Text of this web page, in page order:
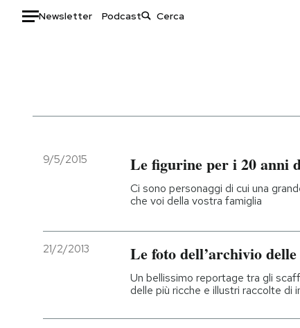
Newsletter Podcast
Italia
Politica
Economia
Moda
Storie/Idee
Ok Boomer!
Altrecose
Mondiali calcio 2026
9/5/2015 Le figurine per i 20 anni
Ci sono personaggi di cui una
che voi della vostra famiglia
21/2/2013 Le foto dell’archivio
Un bellissimo reportage tra gli
delle più ricche e illustri raccolte di